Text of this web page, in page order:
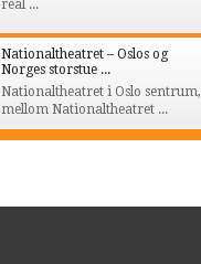
real ...
Nationaltheatret – Oslos og
Norges storstue ...
Nationaltheatret i Oslo sentrum,
mellom Nationaltheatret ...